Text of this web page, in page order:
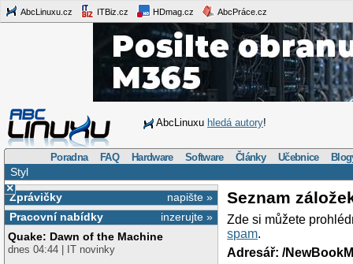
AbcLinuxu.cz ITBiz.cz HDmag.cz AbcPráce.cz
AbcLinuxu hledá autory!
Poradna FAQ Hardware Software Články Učebnice
Styl
×
napište »
Zprávičky
inzerujte »
Pracovní nabídky
Quake: Dawn of the Machine
dnes 04:44 | IT novinky
Seznam
Zde si můžete
spam.
Adresář: /